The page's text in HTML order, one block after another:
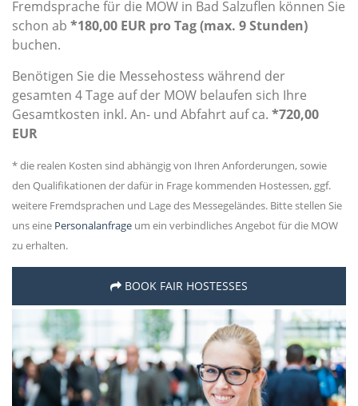
Fremdsprache für die MOW in Bad Salzuflen können Sie
schon ab *180,00 EUR pro Tag (max. 9 Stunden)
buchen.
Benötigen Sie die Messehostess während der
gesamten 4 Tage auf der MOW belaufen sich Ihre
Gesamtkosten inkl. An- und Abfahrt auf ca. *720,00
EUR
* die realen Kosten sind abhängig von Ihren Anforderungen, sowie
den Qualifikationen der dafür in Frage kommenden Hostessen, ggf.
weitere Fremdsprachen und Lage des Messegeländes. Bitte stellen Sie
uns eine Personalanfrage um ein verbindliches Angebot für die MOW
zu erhalten.
BOOK FAIR HOSTESSES